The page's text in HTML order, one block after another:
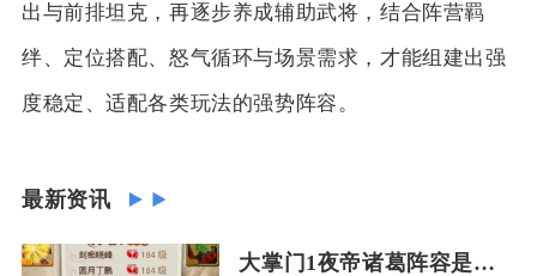
出与前排坦克，再逐步养成辅助武将，结合阵营羁
绊、定位搭配、怒气循环与场景需求，才能组建出强
度稳定、适配各类玩法的强势阵容。
最新资讯
大掌门1夜帝诸葛阵容是否适合竞技场